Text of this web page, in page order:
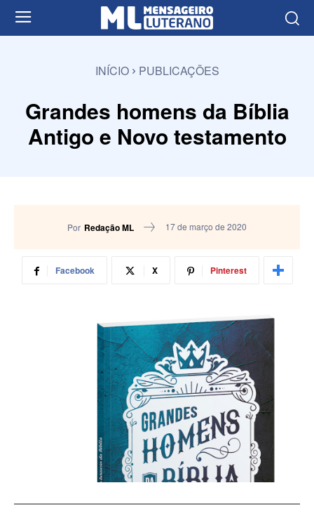
INÍCIO PUBLICAÇÕES
Grandes homens da Bíblia
Antigo e Novo testamento
Por Redação ML 17 de março de 2020
Facebook X Pinterest